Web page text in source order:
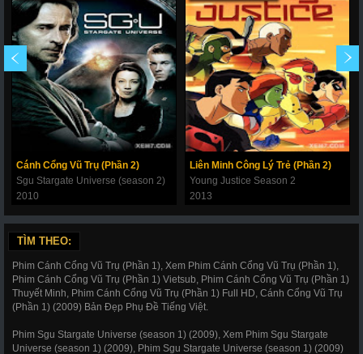
Cánh Cổng Vũ Trụ (Phần 2)
Sgu Stargate Universe (season 2)
2010
Liên Minh Công Lý Trẻ (Phần 2)
Young Justice Season 2
2013
TÌM THEO:
Phim Cánh Cổng Vũ Trụ (Phần 1), Xem Phim Cánh Cổng Vũ Trụ (Phần 1),
Phim Cánh Cổng Vũ Trụ (Phần 1) Vietsub, Phim Cánh Cổng Vũ Trụ (Phần 1)
Thuyết Minh, Phim Cánh Cổng Vũ Trụ (Phần 1) Full HD, Cánh Cổng Vũ Trụ
(Phần 1) (2009) Bản Đẹp Phụ Đề Tiếng Việt.
Phim Sgu Stargate Universe (season 1) (2009), Xem Phim Sgu Stargate
Universe (season 1) (2009), Phim Sgu Stargate Universe (season 1) (2009)